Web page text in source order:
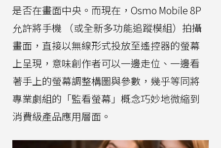
是否在畫面中央。而現在，Osmo Mobile 8P
允許將手機 （或全新多功能追蹤模組）拍攝
畫面，直接以無線形式投放至遙控器的螢幕
上呈現，意味創作者可以一邊走位、一邊看
著手上的螢幕調整構圖與參數，幾乎等同將
專業劇組的「監看螢幕」概念巧妙地微縮到
消費級產品應用層面。